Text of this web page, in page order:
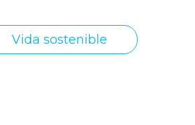
Vida sostenible